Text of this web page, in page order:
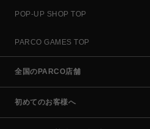
POP-UP SHOP TOP
PARCO GAMES TOP
全国のPARCO店舗
初めてのお客様へ